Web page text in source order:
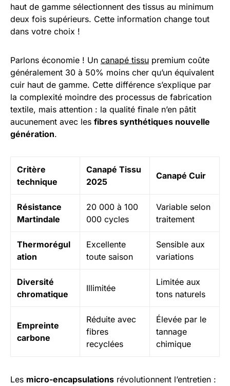
haut de gamme sélectionnent des tissus au minimum
deux fois supérieurs. Cette information change tout
dans votre choix !
Parlons économie ! Un canapé tissu premium coûte
généralement 30 à 50% moins cher qu’un équivalent
cuir haut de gamme. Cette différence s’explique par
la complexité moindre des processus de fabrication
textile, mais attention : la qualité finale n’en pâtit
aucunement avec les fibres synthétiques nouvelle
génération.
Critère
technique
Canapé Tissu
2025
Canapé Cuir
Résistance
Martindale
20 000 à 100
000 cycles
Variable selon
traitement
Thermorégul
ation
Excellente
toute saison
Sensible aux
variations
Diversité
chromatique
Illimitée
Limitée aux
tons naturels
Empreinte
carbone
Réduite avec
fibres
recyclées
Élevée par le
tannage
chimique
Les micro-encapsulations révolutionnent l’entretien :